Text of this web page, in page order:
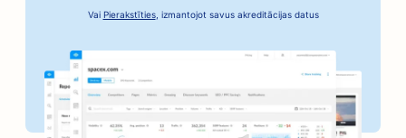
SEO Bail Bonds pakalpojumiem
SEO bankām
SEO maiznīcām
SEO frizētavām
Vai Pierakstīties, izmantojot savus akreditācijas datus